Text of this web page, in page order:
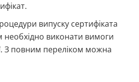
випуску сертифіката
виконати вимоги
З повним переліком можна